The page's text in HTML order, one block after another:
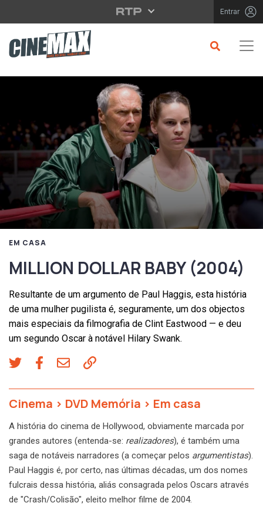
Saltar para o conteúdo principal Entrar
EM CASA
MILLION DOLLAR BABY (2004)
Resultante de um argumento de Paul Haggis, esta história
de uma mulher pugilista é, seguramente, um dos objectos
mais especiais da filmografia de Clint Eastwood — e deu
um segundo Oscar à notável Hilary Swank.
Cinema > DVD Memória > Em casa
A história do cinema de Hollywood, obviamente marcada por
grandes autores (entenda-se: realizadores), é também uma
saga de notáveis narradores (a começar pelos argumentistas).
Paul Haggis é, por certo, nas últimas décadas, um dos nomes
fulcrais dessa história, aliás consagrada pelos Oscars através
de "Crash/Colisão", eleito melhor filme de 2004.